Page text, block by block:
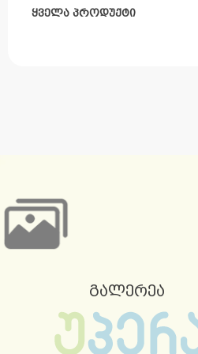
ყველა პროდუქტი
გალერეა